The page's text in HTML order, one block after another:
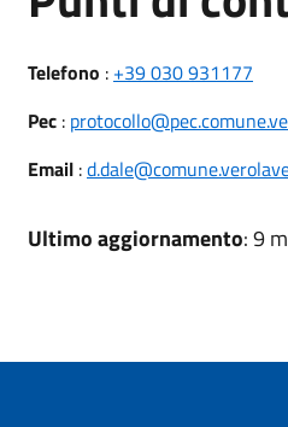
Telefono : +39 030 931177
Pec:
Email:
Ultimo aggiornamento: 9